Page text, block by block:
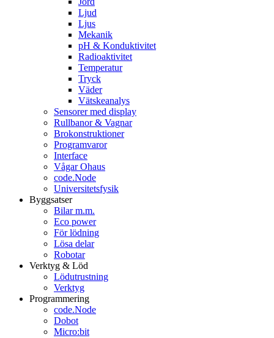
Ljud
Ljus
Mekanik
pH & Konduktivitet
Radioaktivitet
Temperatur
Tryck
Väder
Vätskeanalys
Sensorer med display
Rullbanor & Vagnar
Brokonstruktioner
Programvaror
Interface
Vågar Ohaus
code.Node
Universitetsfysik
Byggsatser
Bilar m.m.
Eco power
För lödning
Lösa delar
Robotar
Verktyg & Löd
Lödutrustning
Verktyg
Programmering
code.Node
Dobot
Micro:bit